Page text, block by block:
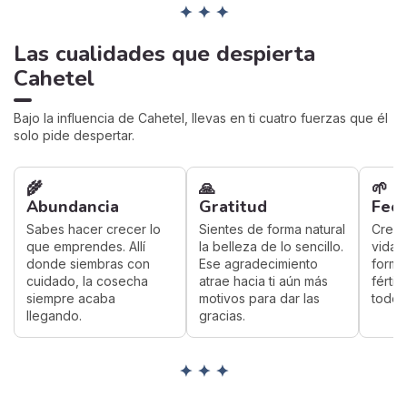
✦ ✦ ✦
Las cualidades que despierta
Cahetel
Bajo la influencia de Cahetel, llevas en ti cuatro fuerzas que él
solo pide despertar.
🌾
Abundancia
Sabes hacer crecer lo
que emprendes. Allí
donde siembras con
cuidado, la cosecha
siempre acaba
llegando.
🙏
Gratitud
Sientes de forma natural
la belleza de lo sencillo.
Ese agradecimiento
atrae hacia ti aún más
motivos para dar las
gracias.
🌱
vida
fértil
todo
✦ ✦ ✦